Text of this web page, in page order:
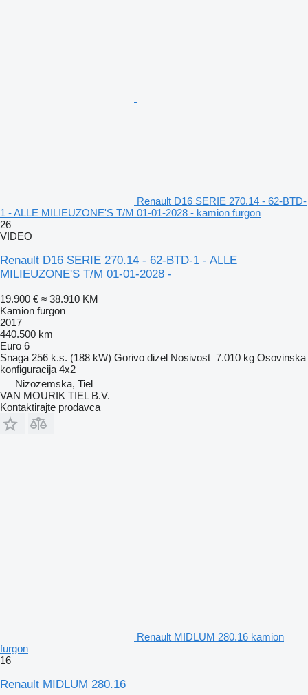
Renault D16 SERIE 270.14 - 62-BTD-
1 - ALLE MILIEUZONE'S T/M 01-01-2028 - kamion furgon
26
VIDEO
Renault D16 SERIE 270.14 - 62-BTD-1 - ALLE
MILIEUZONE'S T/M 01-01-2028 -
19.900 € ≈ 38.910 KM
Kamion furgon
2017
440.500 km
Euro 6
Snaga 256 k.s. (188 kW) Gorivo dizel Nosivost 7.010 kg Osovinska
konfiguracija 4x2
Nizozemska, Tiel
VAN MOURIK TIEL B.V.
Kontaktirajte prodavca
Renault MIDLUM 280.16 kamion
furgon
16
Renault MIDLUM 280.16